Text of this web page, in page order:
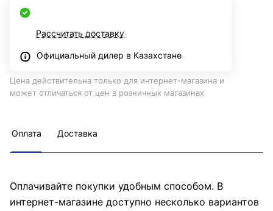
Рассчитать доставку
Официальный дилер в Казахстане
Цена действительна только для интернет-магазина и
может отличаться от цен в розничных магазинах
Оплата Доставка
Оплачивайте покупки удобным способом. В
интернет-магазине доступно несколько вариантов